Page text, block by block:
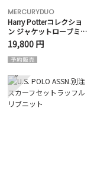
MERCURYDUO
Harry Potterコレクショ
ン ジャケットローブミニ
ワンピース
19,800 円
6